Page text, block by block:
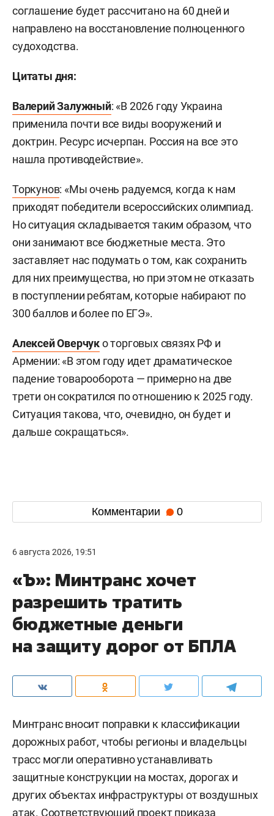
соглашение будет рассчитано на 60 дней и
направлено на восстановление полноценного
судоходства.
Цитаты дня:
Валерий Залужный: «В 2026 году Украина
применила почти все виды вооружений и
доктрин. Ресурс исчерпан. Россия на все это
нашла противодействие».
Торкунов: «Мы очень радуемся, когда к нам
приходят победители всероссийских олимпиад.
Но ситуация складывается таким образом, что
они занимают все бюджетные места. Это
заставляет нас подумать о том, как сохранить
для них преимущества, но при этом не отказать
в поступлении ребятам, которые набирают по
300 баллов и более по ЕГЭ».
Алексей Оверчуко торговых связях РФ и
Армении: «В этом году идет драматическое
падение товарооборота — примерно на две
трети он сократился по отношению к 2025 году.
Ситуация такова, что, очевидно, он будет и
дальше сокращаться».
Комментарии 0
6 августа 2026, 19:51
«Ъ»: Минтранс хочет
разрешить тратить
бюджетные деньги
на защиту дорог от БПЛА
Минтранс вносит поправки к классификации
дорожных работ, чтобы регионы и владельцы
трасс могли оперативно устанавливать
защитные конструкции на мостах, дорогах и
других объектах инфраструктуры от воздушных
атак. Соответствующий проект приказа